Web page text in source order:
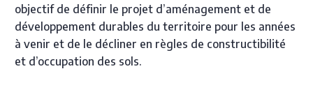
objectif de définir le projet d’aménagement et de
développement durables du territoire pour les années
à venir et de le décliner en règles de constructibilité
et d’occupation des sols.